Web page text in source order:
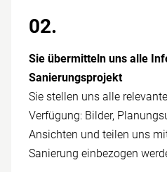
02.
Sie übermitteln uns alle
Sanierungsprojekt
Sie stellen uns alle
Verfügung: Bilder,
Ansichten und teilen uns
Sanierung einbezogen